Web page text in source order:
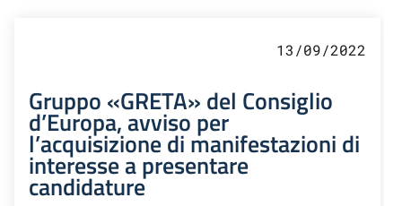
13/09/2022
Gruppo «GRETA» del Consiglio
d’Europa, avviso per
l’acquisizione di manifestazioni di
interesse a presentare
candidature